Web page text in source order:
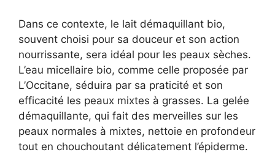
Dans ce contexte, le lait démaquillant bio,
souvent choisi pour sa douceur et son action
nourrissante, sera idéal pour les peaux sèches.
L’eau micellaire bio, comme celle proposée par
L’Occitane, séduira par sa praticité et son
efficacité les peaux mixtes à grasses. La gelée
démaquillante, qui fait des merveilles sur les
peaux normales à mixtes, nettoie en profondeur
tout en chouchoutant délicatement l’épiderme.